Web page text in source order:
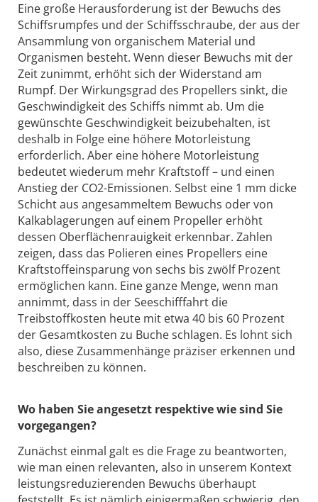
Eine große Herausforderung ist der Bewuchs des
Schiffsrumpfes und der Schiffsschraube, der aus der
Ansammlung von organischem Material und
Organismen besteht. Wenn dieser Bewuchs mit der
Zeit zunimmt, erhöht sich der Widerstand am
Rumpf. Der Wirkungsgrad des Propellers sinkt, die
Geschwindigkeit des Schiffs nimmt ab. Um die
gewünschte Geschwindigkeit beizubehalten, ist
deshalb in Folge eine höhere Motorleistung
erforderlich. Aber eine höhere Motorleistung
bedeutet wiederum mehr Kraftstoff – und einen
Anstieg der CO2-Emissionen. Selbst eine 1 mm dicke
Schicht aus angesammeltem Bewuchs oder von
Kalkablagerungen auf einem Propeller erhöht
dessen Oberflächenrauigkeit erkennbar. Zahlen
zeigen, dass das Polieren eines Propellers eine
Kraftstoffeinsparung von sechs bis zwölf Prozent
ermöglichen kann. Eine ganze Menge, wenn man
annimmt, dass in der Seeschifffahrt die
Treibstoffkosten heute mit etwa 40 bis 60 Prozent
der Gesamtkosten zu Buche schlagen. Es lohnt sich
also, diese Zusammenhänge präziser erkennen und
beschreiben zu können.
Wo haben Sie angesetzt respektive wie sind Sie
vorgegangen?
Zunächst einmal galt es die Frage zu beantworten,
wie man einen relevanten, also in unserem Kontext
leistungsreduzierenden Bewuchs überhaupt